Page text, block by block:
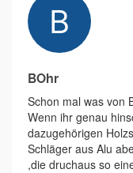
BOhr
Schon mal was von
Wenn ihr genau
dazugehörigen
Schläger aus Alu
,die druchaus so